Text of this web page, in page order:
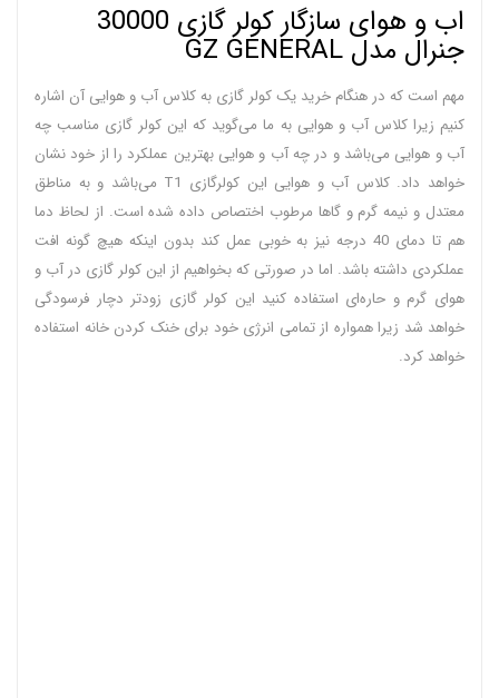
اب و هوای سازگار کولر گازی 30000
جنرال مدل GZ GENERAL
مهم است که در هنگام خرید یک کولر گازی به کلاس آب و هوایی آن اشاره
کنیم زیرا کلاس آب و هوایی به ما می‌گوید که این کولر گازی مناسب چه
آب و هوایی می‌باشد و در چه آب و هوایی بهترین عملکرد را از خود نشان
خواهد داد. کلاس آب و هوایی این کولرگازی T1 می‌باشد و به مناطق
معتدل و نیمه گرم و گاها مرطوب اختصاص داده شده است. از لحاظ دما
هم تا دمای 40 درجه نیز به خوبی عمل کند بدون اینکه هیچ گونه افت
عملکردی داشته باشد. اما در صورتی که بخواهیم از این کولر گازی در آب و
هوای گرم و حاره‌ای استفاده کنید این کولر گازی زودتر دچار فرسودگی
خواهد شد زیرا همواره از تمامی انرژی خود برای خنک کردن خانه استفاده
خواهد کرد.